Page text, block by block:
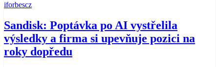
iforbescz
Sandisk: Poptávka po AI vystřelila
výsledky a firma si upevňuje pozici na
roky dopředu